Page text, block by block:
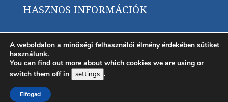
HASZNOS INFORMÁCIÓK
A weboldalon a minőségi felhasználói élmény érdekében sütiket
használunk.
You can find out more about which cookies we are using or
switch them off in
settings .
Elfogad